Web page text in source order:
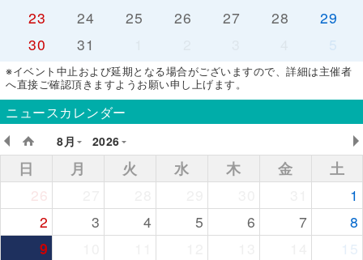
23
24 25 26 27 28
29
30
31 5
※イベント中止および延期となる場合がございますので、詳細は主催者
へ直接ご確認頂きますようお願い申し上げます。
ニュースカレンダー
8月
2026
日 月 火 水 木 金
土
26
1
2
3 4 5 6 7
8
9
15